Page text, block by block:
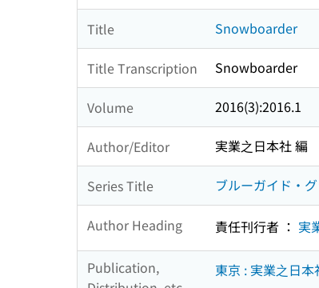
Title Snowboarder
Title Transcription Snowboarder
Volume 2016(3):2016.1
Author/Editor 実業之日本社 編
Series Title ブルーガイド・
Author Heading 責任刊行者 ： 実
Publication,
東京 : 実業之日本